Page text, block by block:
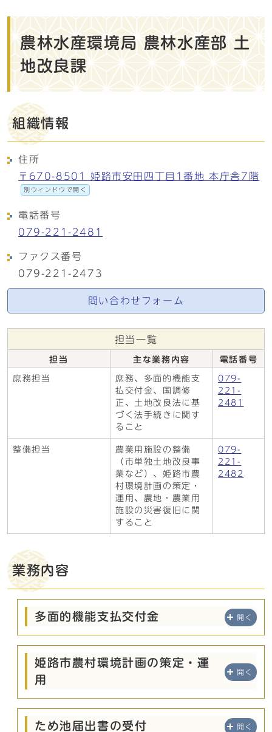
農林水産環境局 農林水産部 土
地改良課
組織情報
住所
〒670-8501 姫路市安田四丁目1番地 本庁舎7階
別ウィンドウで開く
電話番号
079-221-2481
ファクス番号
079-221-2473
問い合わせフォーム
担当一覧
担当 主な業務内容 電話番号
庶務担当
庶務、多面的機能支
払交付金、国調修
正、土地改良法に基
づく法手続きに関す
ること
079-
221-
2481
整備担当
農業用施設の整備
（市単独土地改良事
業など）、姫路市農
村環境計画の策定・
運用、農地・農業用
施設の災害復旧に関
すること
079-
221-
2482
業務内容
多面的機能支払交付金 開く
姫路市農村環境計画の策定・運
用
開く
ため池届出書の受付 開く